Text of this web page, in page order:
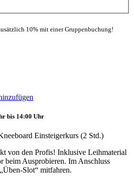
10% mit einer Gruppenbuchung!
bis 14:00 Uhr
Einsteigerkurs (2 Std.)
von den Profis! Inklusive Leihmaterial
beim Ausprobieren. Im Anschluss
Slot“ mitfahren.